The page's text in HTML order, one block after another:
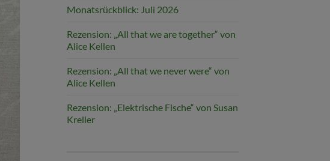
Monatsrückblick: Juli 2026
Rezension: „All that we are together“ von
Alice Kellen
Rezension: „All that we never were“ von
Alice Kellen
Rezension: „Elektrische Fische“ von Susan
Kreller